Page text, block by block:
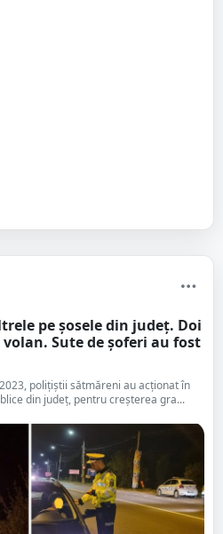
pe șosele din județ. Doi
Sute de șoferi au fost
polițiștii sătmăreni au acționat în
din județ, pentru creșterea gra...